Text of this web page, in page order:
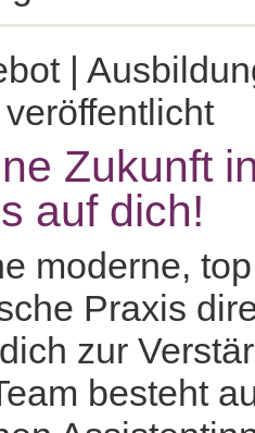
|
Zukunft
auf dich!
moderne,
Praxis
zur
besteht